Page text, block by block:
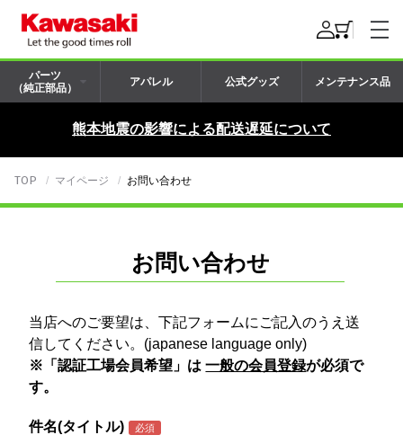
パーツ
（純正部品）
アパレル 公式グッズ メンテナンス品
熊本地震の影響による配送遅延について
TOP マイページ お問い合わせ
お問い合わせ
当店へのご要望は、下記フォームにご記入のうえ送
信してください。(japanese language only)
※「認証工場会員希望」は一般の会員登録が必須で
す。
件名(タイトル)